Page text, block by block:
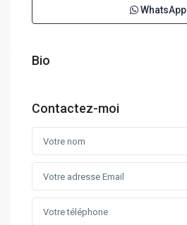
WhatsApp
Bio
Contactez-moi